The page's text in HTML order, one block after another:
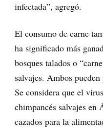
infectada”, agregó.
El consumo de carne
ha significado más
bosques talados o
salvajes. Ambos
Se considera que el
chimpancés salvajes
cazados para la